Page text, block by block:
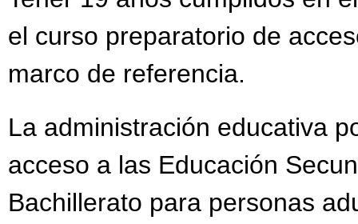
el curso preparatorio de
marco de referencia.
La administración educativa
acceso a las Educación
Bachillerato para personas